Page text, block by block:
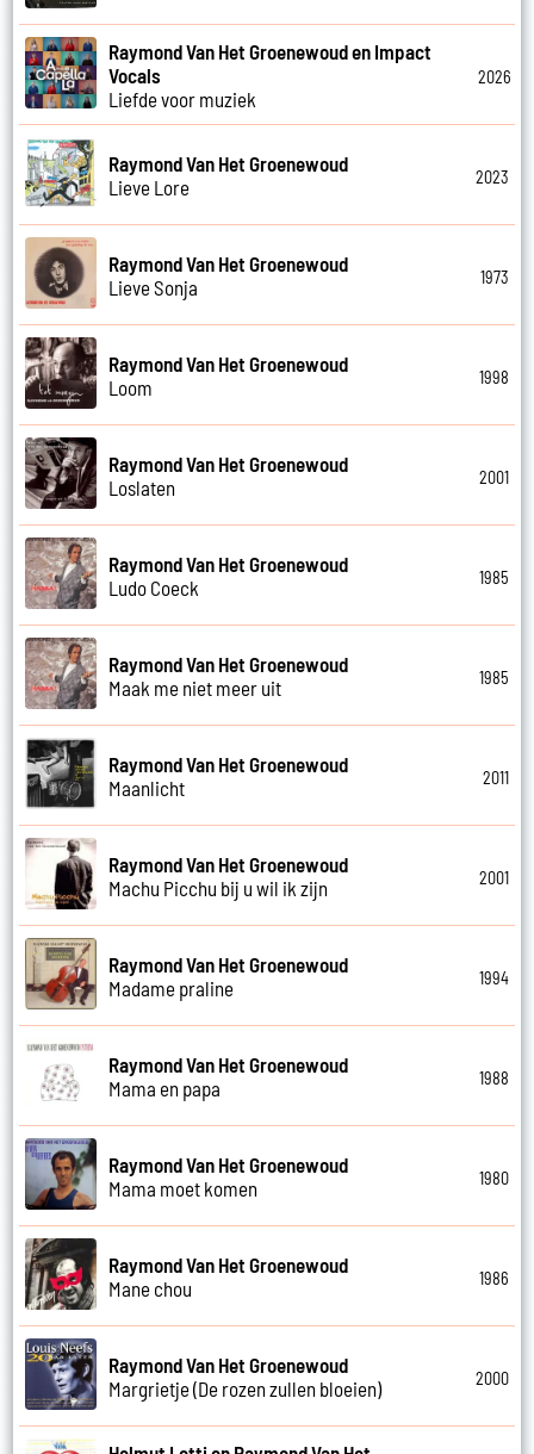
Raymond Van Het Groenewoud en Impact
Vocals
Liefde voor muziek
2026
Raymond Van Het Groenewoud
Lieve Lore
2023
Raymond Van Het Groenewoud
Lieve Sonja
1973
Raymond Van Het Groenewoud
Loom
1998
Raymond Van Het Groenewoud
Loslaten
2001
Raymond Van Het Groenewoud
Ludo Coeck
1985
Raymond Van Het Groenewoud
Maak me niet meer uit
1985
Raymond Van Het Groenewoud
Maanlicht
2011
Raymond Van Het Groenewoud
Machu Picchu bij u wil ik zijn
2001
Raymond Van Het Groenewoud
Madame praline
1994
Raymond Van Het Groenewoud
Mama en papa
1988
Raymond Van Het Groenewoud
Mama moet komen
1980
Raymond Van Het Groenewoud
Mane chou
1986
Raymond Van Het Groenewoud
Margrietje (De rozen zullen bloeien)
2000